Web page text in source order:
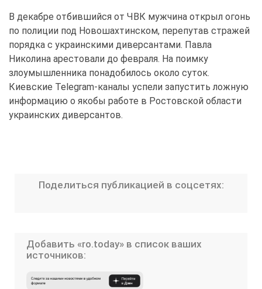
В декабре отбившийся от ЧВК мужчина открыл огонь
по полиции под Новошахтинском, перепутав стражей
порядка с украинскими диверсантами. Павла
Николина арестовали до февраля. На поимку
злоумышленника понадобилось около суток.
Киевские Telegram-каналы успели запустить ложную
информацию о якобы работе в Ростовской области
украинских диверсантов.
Поделиться публикацией в соцсетях:
Добавить «ro.today» в список ваших
источников: